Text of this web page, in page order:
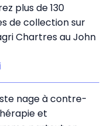
plus de 130
de collection sur
Chartres au John
nage à contre-
et